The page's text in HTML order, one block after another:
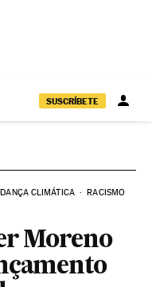
SUSCRÍBETE
CLIMÁTICA RACISMO
Moreno